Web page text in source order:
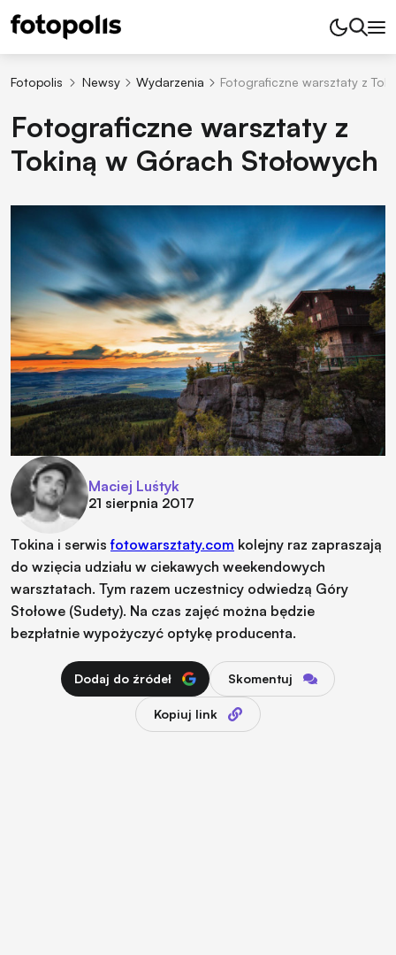
Fotopolis Newsy Wydarzenia Fotograficzne warsztaty z
Fotograficzne warsztaty z
Tokiną w Górach Stołowych
Maciej Luśtyk
21 sierpnia 2017
Tokina i serwisfotowarsztaty.com kolejny raz zapraszają
do wzięcia udziału w ciekawych weekendowych
warsztatach. Tym razem uczestnicy odwiedzą Góry
Stołowe (Sudety). Na czas zajęć można będzie
bezpłatnie wypożyczyć optykę producenta.
Dodaj do źródeł Skomentuj
Kopiuj link